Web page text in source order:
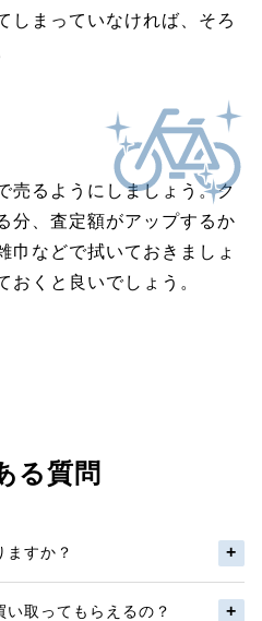
しまっていなければ、そろ
売るようにしましょう。ク
分、査定額がアップするか
巾などで拭いておきましょ
おくと良いでしょう。
る質問
ますか？
取ってもらえるの？